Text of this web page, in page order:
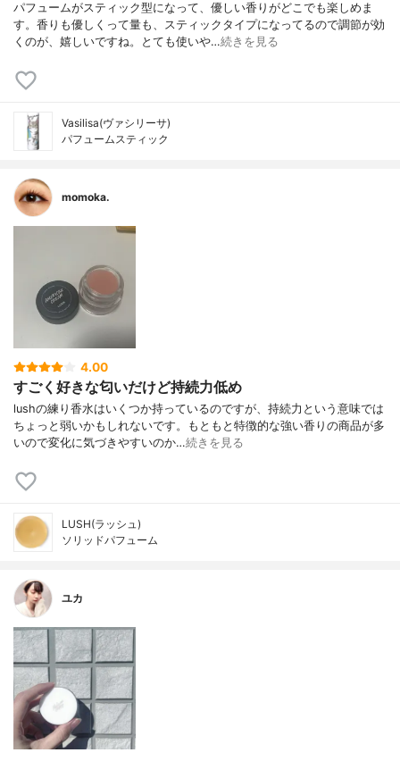
パフュームがスティック型になって、優しい香りがどこでも楽しめま
す。香りも優しくって量も、スティックタイプになってるので調節が効
くのが、嬉しいですね。とても使いや…続きを見る
Vasilisa(ヴァシリーサ)
パフュームスティック
momoka.
4.00
すごく好きな匂いだけど持続力低め
lushの練り香水はいくつか持っているのですが、持続力という意味では
ちょっと弱いかもしれないです。もともと特徴的な強い香りの商品が多
いので変化に気づきやすいのか…続きを見る
LUSH(ラッシュ)
ソリッドパフューム
ユカ